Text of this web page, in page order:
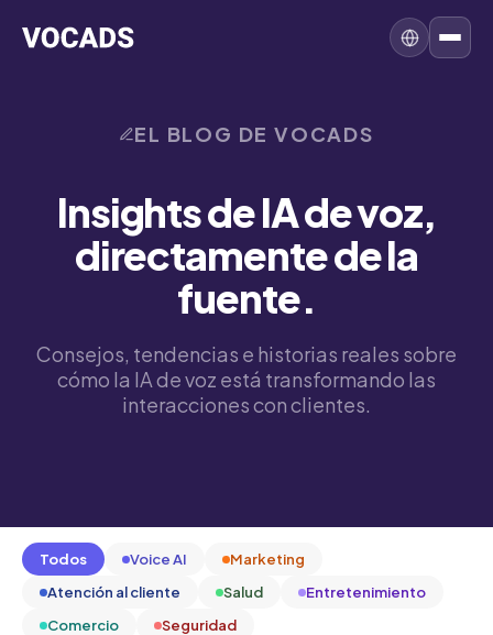
EL BLOG DE VOCADS
Insights de IA de voz,
directamente de la
fuente.
Consejos, tendencias e historias reales sobre
cómo la IA de voz está transformando las
interacciones con clientes.
Todos Voice AI
Marketing
Atención al cliente
Salud
Entretenimiento
Comercio
Seguridad